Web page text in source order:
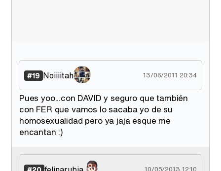
#19 Noiiiitah 13/06/2011 20:34
Pues yoo...con DAVID y seguro que también
con FER que vamos lo sacaba yo de su
homosexualidad pero ya jaja esque me
encantan :)